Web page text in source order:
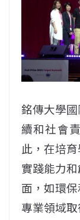
銘傳大學
續和社會
此，在培
實踐能力
面，如環
專業領域